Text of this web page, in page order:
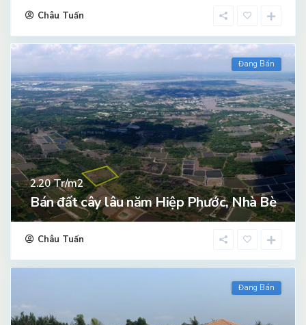
Châu Tuấn
Đang Bán
2.20Tr/m2
Bán đất cây lâu năm Hiệp Phước, Nhà Bè
Châu Tuấn
Đang Bán